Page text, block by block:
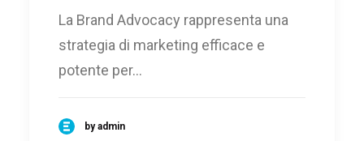
La Brand Advocacy rappresenta una
strategia di marketing efficace e
potente per…
by admin